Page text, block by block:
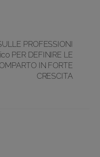
PROFESSIONI
PER DEFINIRE LE
IN FORTE
CRESCITA